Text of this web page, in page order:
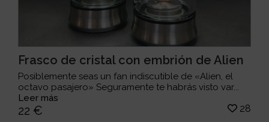
Frasco de cristal con embrión de Alien
Posiblemente seas un fan indiscutible de «Alien, el
octavo pasajero» Seguramente te habrás visto var...
Leer más
22 € 28